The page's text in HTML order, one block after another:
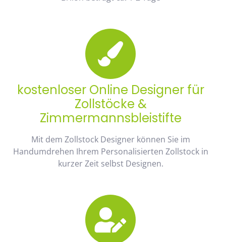
kostenloser Online Designer für
Zollstöcke &
Zimmermannsbleistifte
Mit dem Zollstock Designer können Sie im
Handumdrehen Ihrem Personalisierten Zollstock in
kurzer Zeit selbst Designen.